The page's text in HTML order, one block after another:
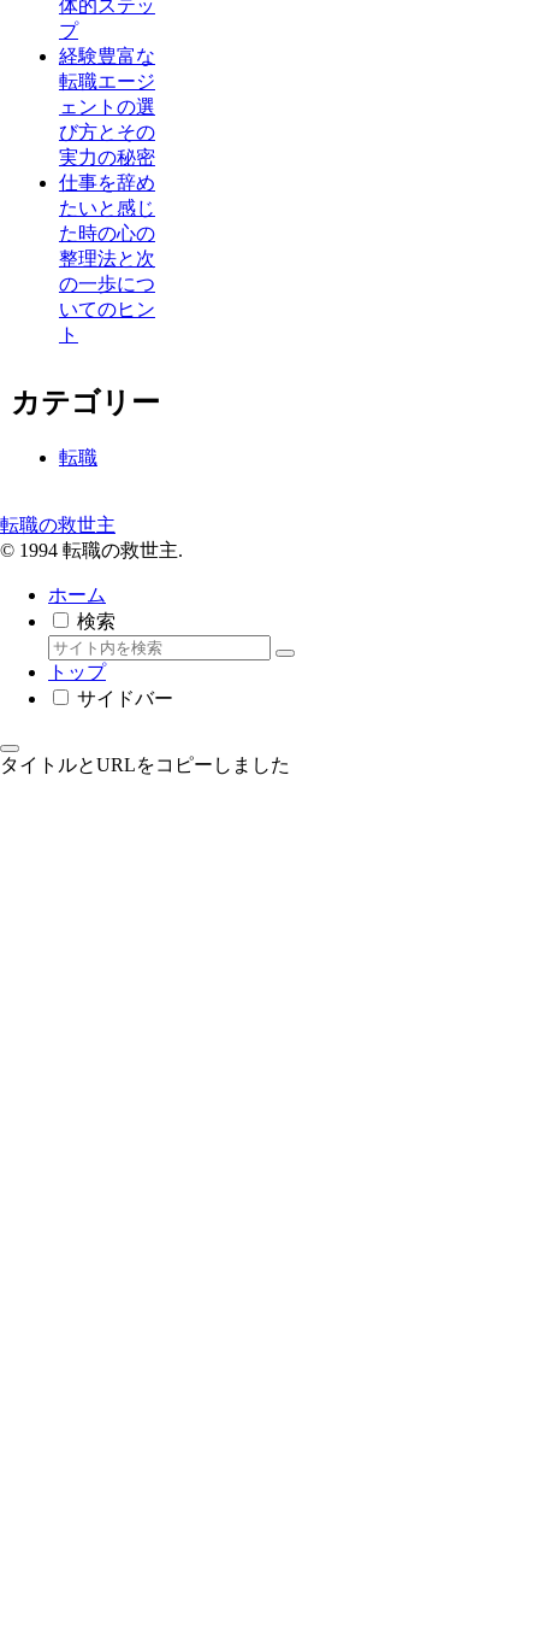
体的ステッ
プ
経験豊富な
転職エージ
ェントの選
び方とその
実力の秘密
仕事を辞め
たいと感じ
た時の心の
整理法と次
の一歩につ
いてのヒン
ト
カテゴリー
転職
転職の救世主
© 1994 転職の救世主.
ホーム
検索
トップ
サイドバー
タイトルとURLをコピーしました